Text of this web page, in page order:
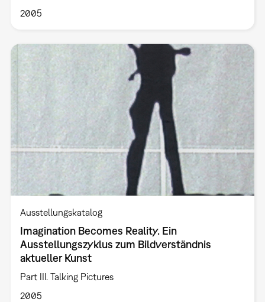
2005
Ausstellungskatalog
Imagination Becomes Reality. Ein
Ausstellungszyklus zum Bildverständnis
aktueller Kunst
Part III. Talking Pictures
2005